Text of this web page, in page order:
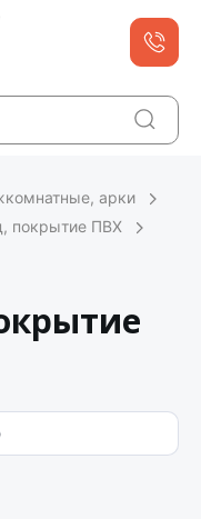
арки
покрытие ПВХ